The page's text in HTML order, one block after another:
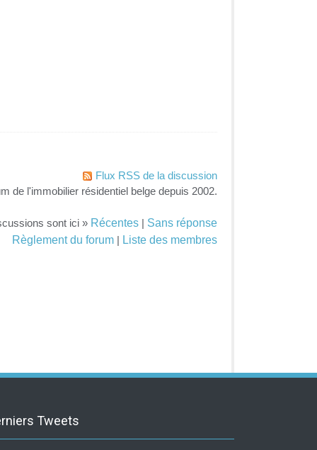
Flux RSS de la discussion
de l'immobilier résidentiel belge depuis 2002.
sont ici » Récentes | Sans réponse
Règlement du forum | Liste des membres
Tweets